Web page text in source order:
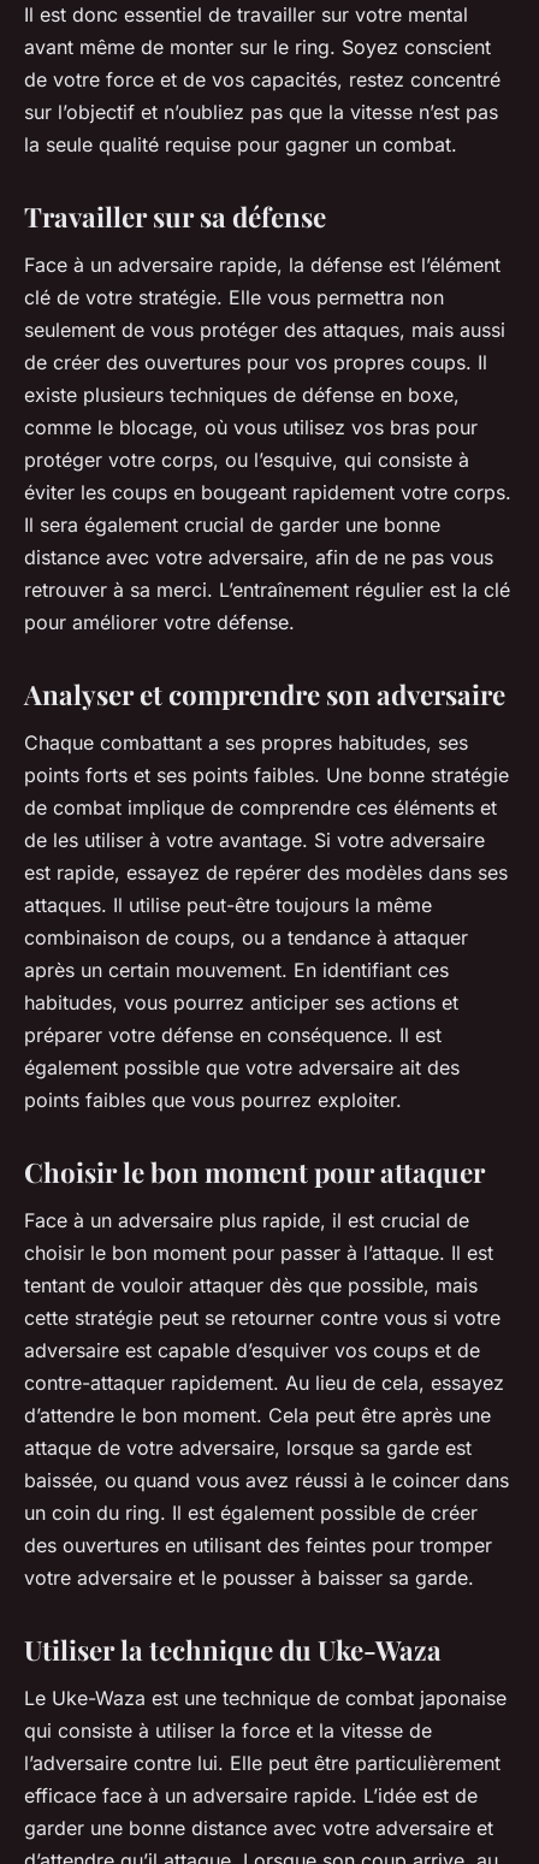
Il est donc essentiel de travailler sur votre mental
avant même de monter sur le ring. Soyez conscient
de votre force et de vos capacités, restez concentré
sur l’objectif et n’oubliez pas que la vitesse n’est pas
la seule qualité requise pour gagner un combat.
Travailler sur sa défense
Face à un adversaire rapide, la défense est l’élément
clé de votre stratégie. Elle vous permettra non
seulement de vous protéger des attaques, mais aussi
de créer des ouvertures pour vos propres coups. Il
existe plusieurs techniques de défense en boxe,
comme le blocage, où vous utilisez vos bras pour
protéger votre corps, ou l’esquive, qui consiste à
éviter les coups en bougeant rapidement votre corps.
Il sera également crucial de garder une bonne
distance avec votre adversaire, afin de ne pas vous
retrouver à sa merci. L’entraînement régulier est la clé
pour améliorer votre défense.
Analyser et comprendre son adversaire
Chaque combattant a ses propres habitudes, ses
points forts et ses points faibles. Une bonne stratégie
de combat implique de comprendre ces éléments et
de les utiliser à votre avantage. Si votre adversaire
est rapide, essayez de repérer des modèles dans ses
attaques. Il utilise peut-être toujours la même
combinaison de coups, ou a tendance à attaquer
après un certain mouvement. En identifiant ces
habitudes, vous pourrez anticiper ses actions et
préparer votre défense en conséquence. Il est
également possible que votre adversaire ait des
points faibles que vous pourrez exploiter.
Choisir le bon moment pour attaquer
Face à un adversaire plus rapide, il est crucial de
choisir le bon moment pour passer à l’attaque. Il est
tentant de vouloir attaquer dès que possible, mais
cette stratégie peut se retourner contre vous si votre
adversaire est capable d’esquiver vos coups et de
contre-attaquer rapidement. Au lieu de cela, essayez
d’attendre le bon moment. Cela peut être après une
attaque de votre adversaire, lorsque sa garde est
baissée, ou quand vous avez réussi à le coincer dans
un coin du ring. Il est également possible de créer
des ouvertures en utilisant des feintes pour tromper
votre adversaire et le pousser à baisser sa garde.
Utiliser la technique du Uke-Waza
Le Uke-Waza est une technique de combat japonaise
qui consiste à utiliser la force et la vitesse de
l’adversaire contre lui. Elle peut être particulièrement
efficace face à un adversaire rapide. L’idée est de
garder une bonne distance avec votre adversaire et